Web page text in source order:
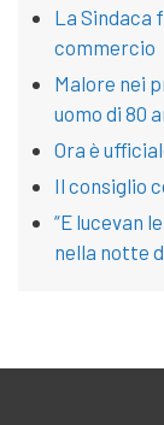
La Sindaca
commercio
Malore nei
uomo di 80
Ora è
Il consiglio
“E lucevan
nella notte